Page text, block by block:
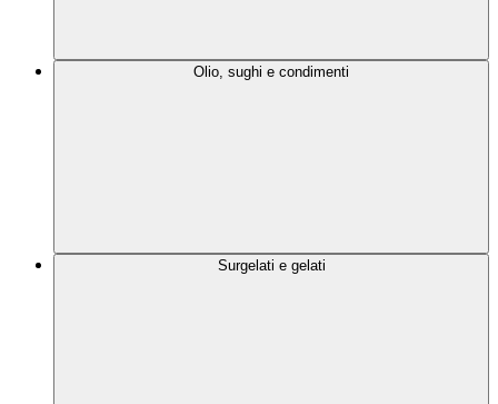
Olio, sughi e condimenti
Surgelati e gelati